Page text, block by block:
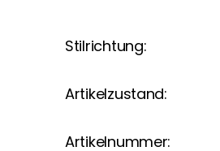
Stilrichtung:
Artikelzustand:
Artikelnummer: